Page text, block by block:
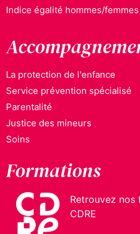
Indice égalité hommes/femmes
La protection de l'enfance
Service prévention spécialisé
Parentalité
Justice des mineurs
Soins
Formations
Retrouvez nos
CDRE